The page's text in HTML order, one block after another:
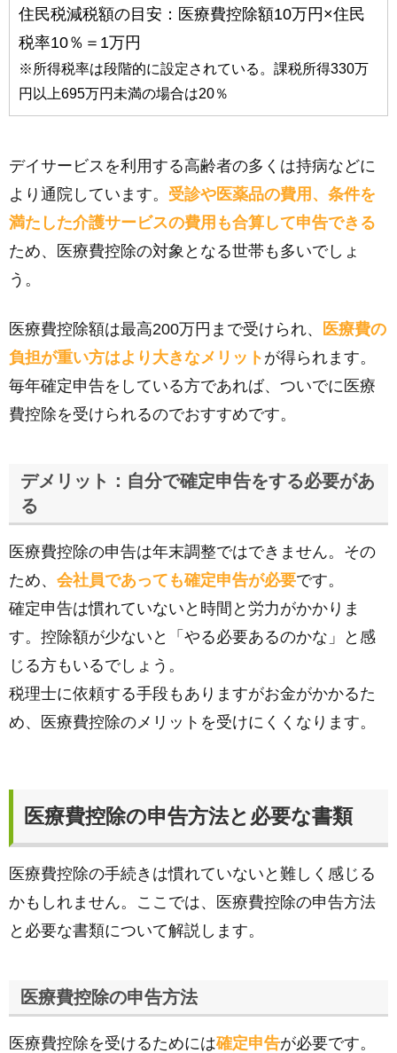
住民税減税額の目安：医療費控除額10万円×住民
税率10％＝1万円
※所得税率は段階的に設定されている。課税所得330万
円以上695万円未満の場合は20％
デイサービスを利用する高齢者の多くは持病などに
より通院しています。 受診や医薬品の費用、条件を
満たした介護サービスの費用も合算して申告できる
ため、医療費控除の対象となる世帯も多いでしょ
う。
医療費控除額は最高200万円まで受けられ、
医療費の
負担が重い方はより大きなメリット が得られます。
毎年確定申告をしている方であれば、ついでに医療
費控除を受けられるのでおすすめです。
デメリット：自分で確定申告をする必要があ
る
医療費控除の申告は年末調整ではできません。その
ため、 会社員であっても確定申告が必要です。
確定申告は慣れていないと時間と労力がかかりま
す。控除額が少ないと「やる必要あるのかな」と感
じる方もいるでしょう。
税理士に依頼する手段もありますがお金がかかるた
め、医療費控除のメリットを受けにくくなります。
医療費控除の申告方法と必要な書類
医療費控除の手続きは慣れていないと難しく感じる
かもしれません。ここでは、医療費控除の申告方法
と必要な書類について解説します。
医療費控除の申告方法
医療費控除を受けるためには確定申告が必要です。